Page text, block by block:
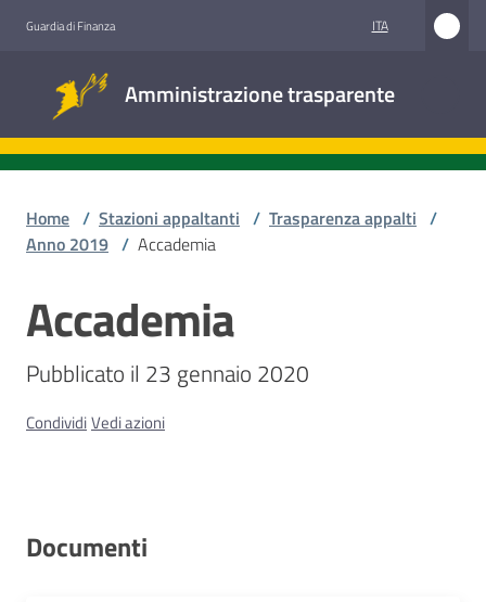
Guardia di Finanza ITA
Amministrazione trasparente
trasparente
civico
Stazioni
Contatti
Home / Stazioni appaltanti / Trasparenza appalti /
Anno 2019 / Accademia
Salta al contenuto
Accademia
Pubblicato il 23 gennaio 2020
CondividiVedi azioni
Documenti